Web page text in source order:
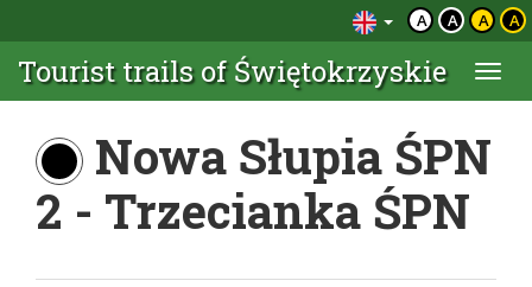
A A A A
Tourist trails of Świętokrzyskie
Nowa Słupia ŚPN
2 - Trzecianka ŚPN